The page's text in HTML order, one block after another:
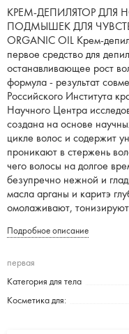
КРЕМ-ДЕПИЛЯТОР ДЛЯ
ПОДМЫШЕК ДЛЯ
ORGANIC OIL Крем-
первое средство для
останавливающее рост
формула - результат
Российского Института
Научного Центра
создана на основе
цикле волос и содержит
проникают в стержень
чего волосы на долгое
безупречно нежной и
масла арганы и каритэ
омолаживают,
Подробное описание
первая
Категория для тела
Косметика для: